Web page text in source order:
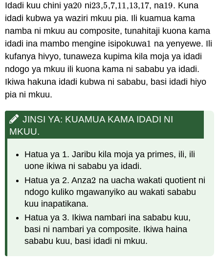
Idadi kuu chini ya20
20 ni2
23
3,5
5,7
7,11
11,13
13,17
17, na19
19. Kuna
idadi kubwa ya waziri mkuu pia. Ili kuamua kama
namba ni mkuu au composite, tunahitaji kuona kama
idadi ina mambo mengine isipokuwa1
1 na yenyewe. Ili
kufanya hivyo, tunaweza kupima kila moja ya idadi
ndogo ya mkuu ili kuona kama ni sababu ya idadi.
Ikiwa hakuna idadi kubwa ni sababu, basi idadi hiyo
pia ni mkuu.
JINSI YA: KUAMUA KAMA IDADI NI
MKUU.
Hatua ya 1. Jaribu kila moja ya primes, ili, ili
uone ikiwa ni sababu ya idadi.
Hatua ya 2. Anza2
2 na uacha wakati quotient ni
ndogo kuliko mgawanyiko au wakati sababu
kuu inapatikana.
Hatua ya 3. Ikiwa nambari ina sababu kuu,
basi ni nambari ya composite. Ikiwa haina
sababu kuu, basi idadi ni mkuu.